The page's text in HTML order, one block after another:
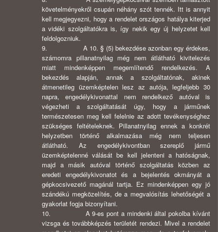
követelményekről csupán néhány szót tennék. Itt is annyit
kell megjegyezni, hogy a rendelet országos hatálya kiterjed
a vidéki szolgáltatókra is, így nekik egy új helyzetet kell
feldolgozniuk.
9. A 10. § (5) bekezdése azonban egy érdekes,
számomra pillanatnyilag még nem átlátható kivitelezés
miatt mindenképpen megemlítendő rendelkezés. A
bekezdés alapján, annak a szolgáltatónak, akinek
átmenetileg üzemképtelen lesz az autója, legfeljebb 30
napra, engedélykivonattal nem rendelkező autóval is
végezheti a szolgáltatását úgy, hogy a járműnek
természetesen meg kell felelnie az adott tevékenységhez
szükséges feltételeknek. Pillanatnyilag ennek a konkrét
helyzetben történő alkalmazása még nem teljesen
átlátható. Az engedélykivontban szereplő jármű
üzemképtelenné válását be kell jelenteni a hatóságnak,
majd a másik autóval történő szolgáltatás közben az
eredeti engedélykivonatot és a bejelentés okmányát a
gépkocsivezető magánál tartja. Ez mindenképpen egy jó
szándékú megközelítés, de a megvalósítás lehetőségét a
gyakorlat fogja bizonyítani.
10. A 9-es pont a mindenki által pokolba kívánt
vizsga és továbbképzés területét rendezi. Mivel a rendelet